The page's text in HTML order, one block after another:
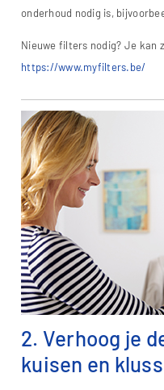
onderhoud nodig is,
Nieuwe filters nodig? Je kan
https://www.myfilters.be/
2. Verhoog je
kuisen en